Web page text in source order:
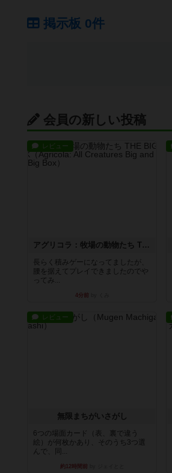
掲示板 0件
会員の新しい投稿
レビュー
アグリコラ：牧場の動物たち THE BIG BOX
長らく積みゲーになってましたが、
腰を据えてプレイできましたのでや
ってみ...
4分前
レビュー
無限まちがいさがし
6つの場面カード（表、裏で違う
絵）が何枚かあり、そのうち3つ選
んで、同...
約12時間前